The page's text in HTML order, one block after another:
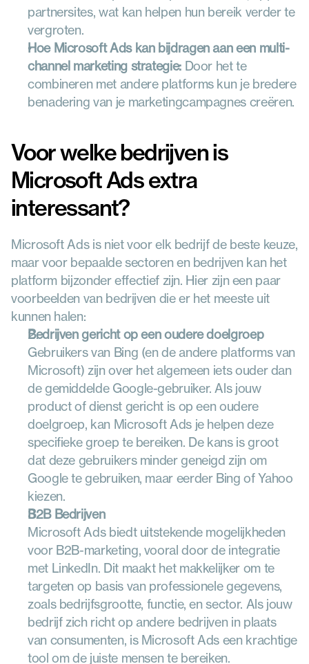
partnersites, wat kan helpen hun bereik verder te
vergroten.
Hoe Microsoft Ads kan bijdragen aan een multi-
channel marketing strategie: Door het te
combineren met andere platforms kun je bredere
benadering van je marketingcampagnes creëren.
Voor welke bedrijven is
Microsoft Ads extra
interessant?
Microsoft Ads is niet voor elk bedrijf de beste keuze,
maar voor bepaalde sectoren en bedrijven kan het
platform bijzonder effectief zijn. Hier zijn een paar
voorbeelden van bedrijven die er het meeste uit
kunnen halen:
Bedrijven gericht op een oudere doelgroep
Gebruikers van Bing (en de andere platforms van
Microsoft) zijn over het algemeen iets ouder dan
de gemiddelde Google-gebruiker. Als jouw
product of dienst gericht is op een oudere
doelgroep, kan Microsoft Ads je helpen deze
specifieke groep te bereiken. De kans is groot
dat deze gebruikers minder geneigd zijn om
Google te gebruiken, maar eerder Bing of Yahoo
kiezen.
B2B Bedrijven
Microsoft Ads biedt uitstekende mogelijkheden
voor B2B-marketing, vooral door de integratie
met LinkedIn. Dit maakt het makkelijker om te
targeten op basis van professionele gegevens,
zoals bedrijfsgrootte, functie, en sector. Als jouw
bedrijf zich richt op andere bedrijven in plaats
van consumenten, is Microsoft Ads een krachtige
tool om de juiste mensen te bereiken.